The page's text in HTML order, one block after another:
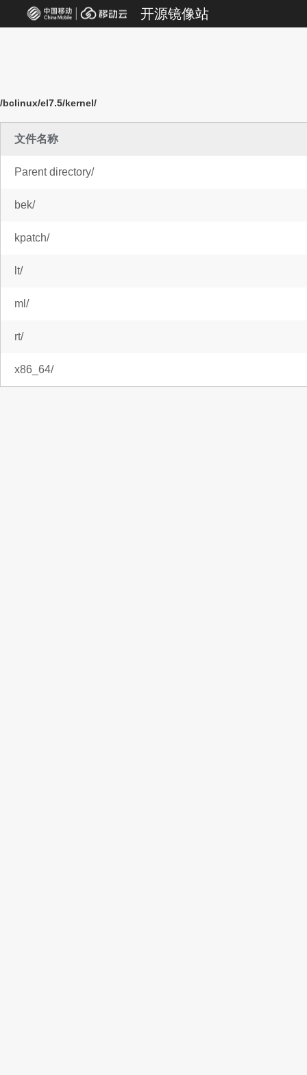
开源镜像站
/bclinux/el7.5/kernel/
文件名称
Parent directory/
bek/
kpatch/
lt/
ml/
rt/
x86_64/